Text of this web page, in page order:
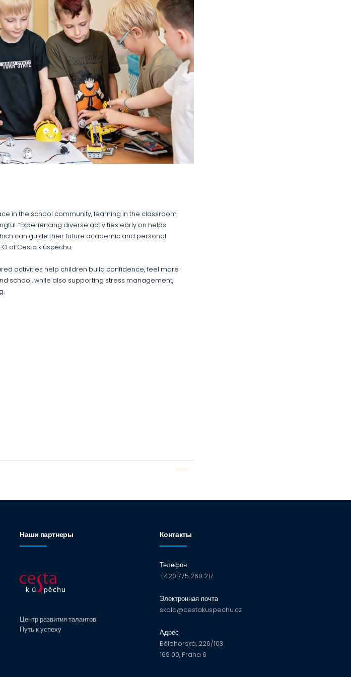
in the school community, learning in the classroom
“Experiencing diverse activities early on helps
can guide their future academic and personal
of Cesta k úspěchu.
activities help children build confidence, feel more
school, while also supporting stress management,
Наши партнеры
Центр развития талантов
Путь к успеху
Контакты
Телефон
+420 775 260 217
Электронная почта
skola@cestakuspechu.cz
Адрес
Bělohorská, 226/103
169 00, Praha 6